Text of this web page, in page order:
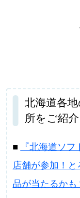
北海道各
所をご紹介
■
『北海道ソ
店舗が参加！
品が当たるかも